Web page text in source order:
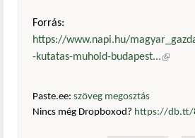
Forrás:
https://www.napi.hu/
-kutatas-muhold-budapest...(külső
Paste.ee: szöveg megosztás
Nincs még Dropboxod? https://db.tt/